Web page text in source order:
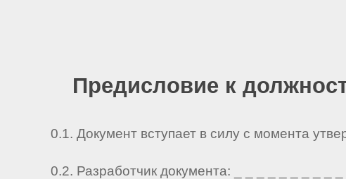
Предисловие к
0.1. Документ вступает в силу с момента
0.2. Разработчик документа: _ _ _ _ _ _ _ _ _